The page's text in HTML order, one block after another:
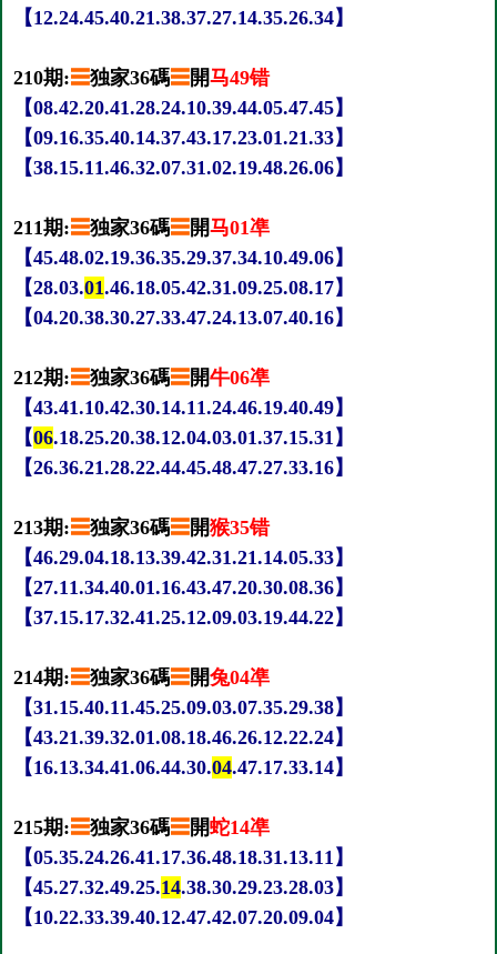
【12.24.45.40.21.38.37.27.14.35.26.34】
210期:☰独家36碼☰開马49错
【08.42.20.41.28.24.10.39.44.05.47.45】
【09.16.35.40.14.37.43.17.23.01.21.33】
【38.15.11.46.32.07.31.02.19.48.26.06】
211期:☰独家36碼☰開马01凖
【45.48.02.19.36.35.29.37.34.10.49.06】
【28.03.01.46.18.05.42.31.09.25.08.17】
【04.20.38.30.27.33.47.24.13.07.40.16】
212期:☰独家36碼☰開牛06凖
【43.41.10.42.30.14.11.24.46.19.40.49】
【06.18.25.20.38.12.04.03.01.37.15.31】
【26.36.21.28.22.44.45.48.47.27.33.16】
213期:☰独家36碼☰開猴35错
【46.29.04.18.13.39.42.31.21.14.05.33】
【27.11.34.40.01.16.43.47.20.30.08.36】
【37.15.17.32.41.25.12.09.03.19.44.22】
214期:☰独家36碼☰開兔04凖
【31.15.40.11.45.25.09.03.07.35.29.38】
【43.21.39.32.01.08.18.46.26.12.22.24】
【16.13.34.41.06.44.30.04.47.17.33.14】
215期:☰独家36碼☰開蛇14凖
【05.35.24.26.41.17.36.48.18.31.13.11】
【45.27.32.49.25.14.38.30.29.23.28.03】
【10.22.33.39.40.12.47.42.07.20.09.04】